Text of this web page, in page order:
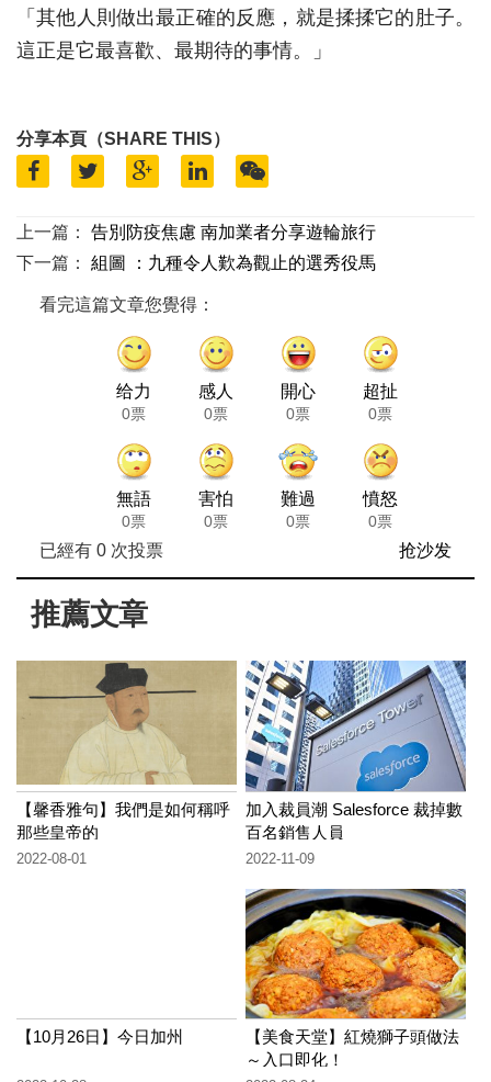
「其他人則做出最正確的反應，就是揉揉它的肚子。
這正是它最喜歡、最期待的事情。」
分享本頁（SHARE THIS）
上一篇：
告別防疫焦慮 南加業者分享遊輪旅行
下一篇：
組圖 ：九種令人歎為觀止的選秀役馬
看完這篇文章您覺得：
给力
0票
感人
0票
開心
0票
超扯
0票
無語
0票
害怕
0票
難過
0票
憤怒
0票
已經有 0次投票 抢沙发
推薦文章
【馨香雅句】我們是如何稱呼
那些皇帝的
2022-08-01
加入裁員潮 Salesforce 裁掉數
百名銷售人員
2022-11-09
【10月26日】今日加州
【美食天堂】紅燒獅子頭做法
～入口即化！